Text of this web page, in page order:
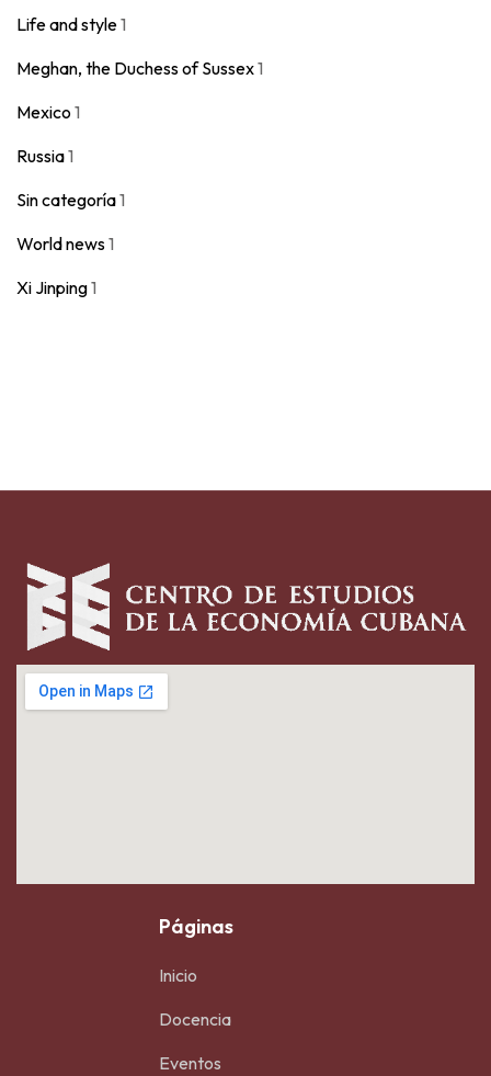
Life and style1
Meghan, the Duchess of Sussex1
Mexico 1
Russia1
Sin categoría1
World news1
Xi Jinping1
Páginas
Inicio
Docencia
Eventos